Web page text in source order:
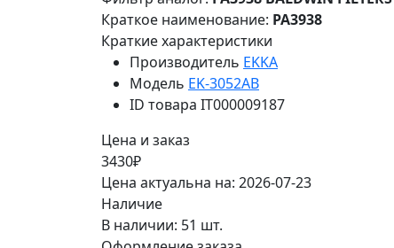
Краткое наименование: PA3938
Краткие характеристики
Производитель EKKA
Модель EK-3052AB
ID товара IT000009187
Цена и заказ
3430₽
Цена актуальна на: 2026-07-23
Наличие
В наличии: 51 шт.